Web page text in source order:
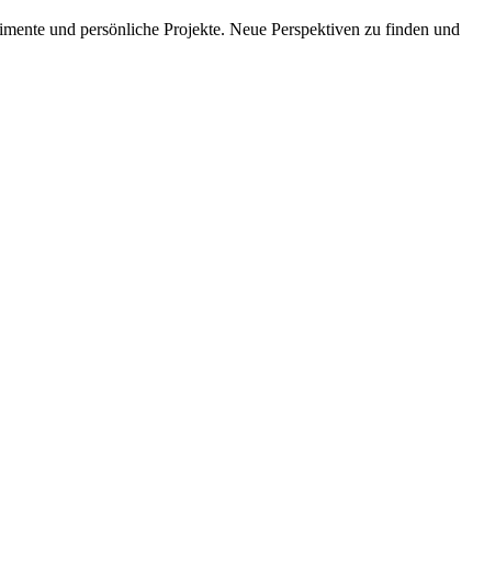
und persönliche Projekte. Neue Perspektiven zu finden und